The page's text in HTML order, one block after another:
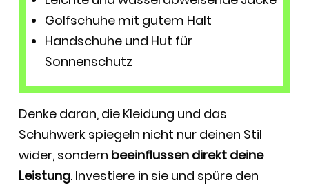
Golfschuhe mit gutem Halt
Handschuhe und Hut für
Sonnenschutz
Denke daran, die Kleidung und das
Schuhwerk spiegeln nicht nur deinen Stil
wider, sondern beeinflussen direkt deine
Leistung. Investiere in sie und spüre den